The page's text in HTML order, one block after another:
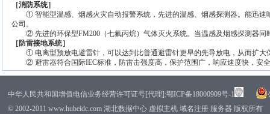
［消防系统］
① 智能型温感、烟感火灾自动报警系统，先进的温感、烟感探测器。能迅速
公司。
② 先进的环保型FM200（七氟丙烷）气体灭火系统。当温感及烟感探测器同
［防雷接地系统］
① 电离型预放电避雷针，可以达到比普通避雷针更早的先导放电，从而扩大
② 避雷器符合国际IEC标准，防雷击强度高，保护范围广，响应速度快，安
中华人民共和国增值电信业务经营许可证号[代理]:鄂ICP备18000909号-1
© 2002-2011 www.hubeidc.com 湖北数据中心 虚拟主机 域名注册 服务器 版权所有